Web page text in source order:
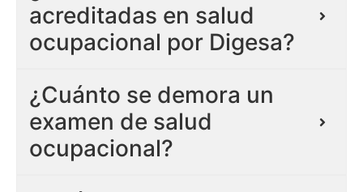
acreditadas en salud
ocupacional por Digesa?
¿Cuánto se demora un
examen de salud
ocupacional?